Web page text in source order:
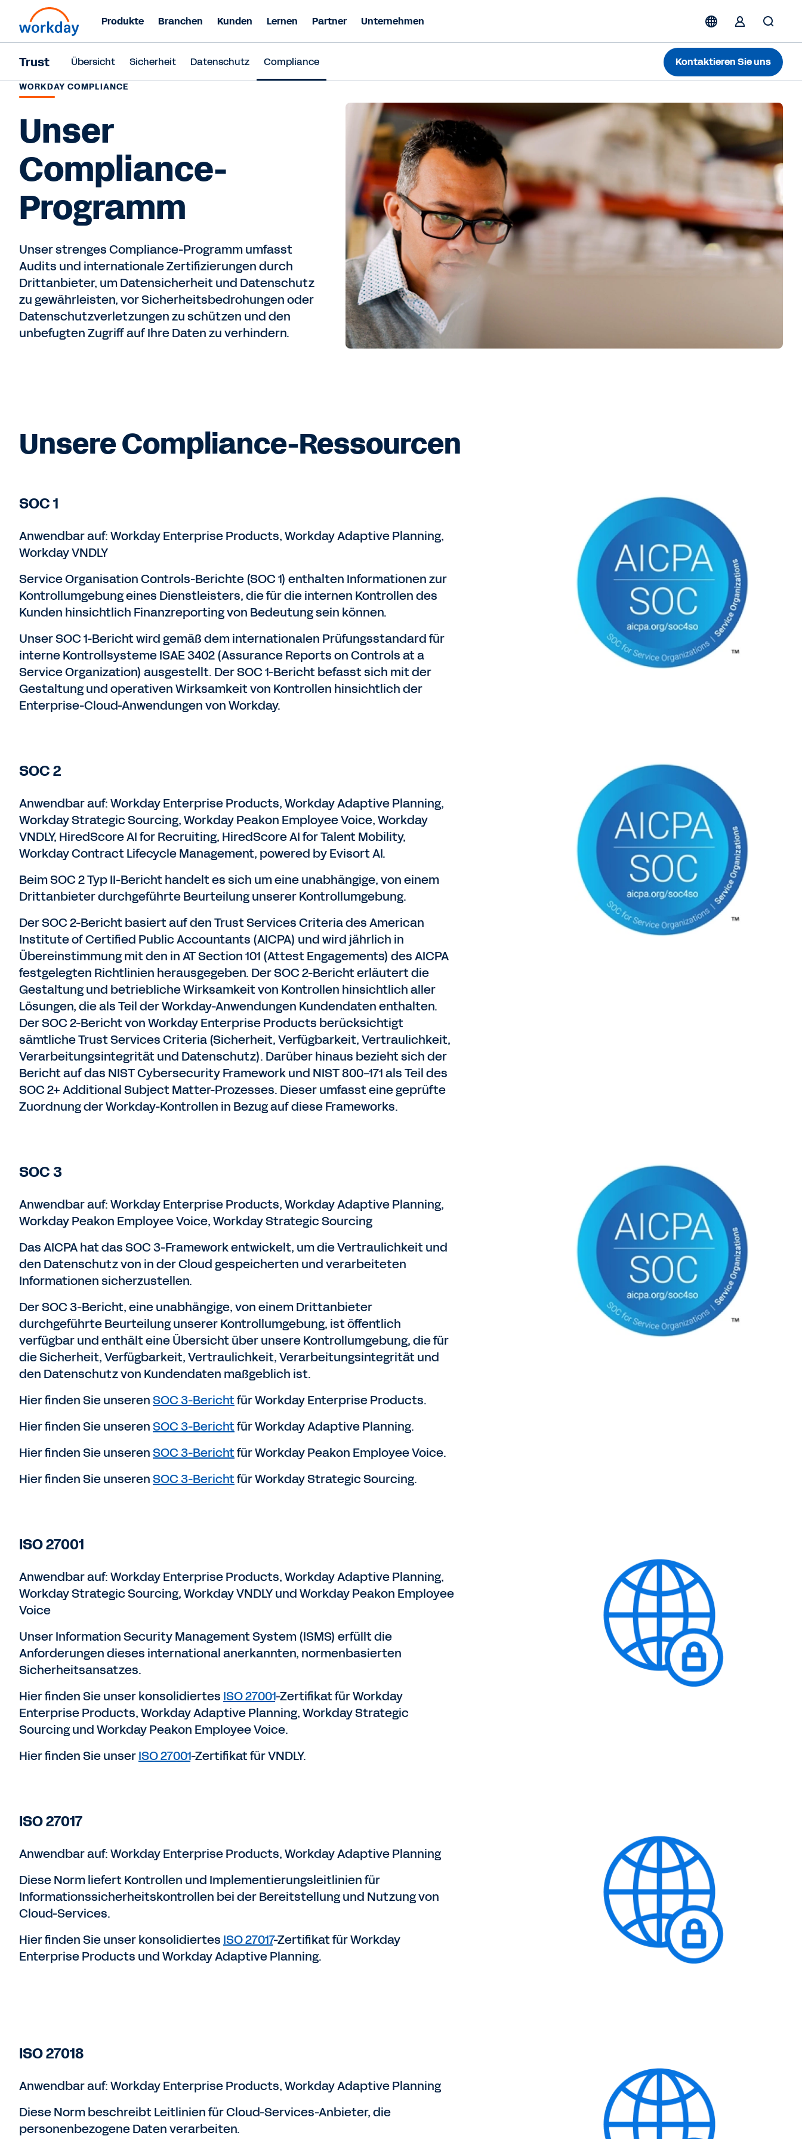
Produkte Branchen Kunden Lernen Partner Unternehmen
Trust Übersicht Sicherheit Datenschutz Compliance Kontaktieren Sie uns
WORKDAY COMPLIANCE
Unser
Compliance-
Programm
Unser strenges Compliance-Programm umfasst
Audits und internationale Zertifizierungen durch
Drittanbieter, um Datensicherheit und Datenschutz
zu gewährleisten, vor Sicherheitsbedrohungen oder
Datenschutzverletzungen zu schützen und den
unbefugten Zugriff auf Ihre Daten zu verhindern.
Unsere Compliance-Ressourcen
SOC 1
Anwendbar auf: Workday Enterprise Products, Workday Adaptive Planning,
Workday VNDLY
Service Organisation Controls-Berichte (SOC 1) enthalten Informationen zur
Kontrollumgebung eines Dienstleisters, die für die internen Kontrollen des
Kunden hinsichtlich Finanzreporting von Bedeutung sein können.
Unser SOC 1-Bericht wird gemäß dem internationalen Prüfungsstandard für
interne Kontrollsysteme ISAE 3402 (Assurance Reports on Controls at a
Service Organization) ausgestellt. Der SOC 1-Bericht befasst sich mit der
Gestaltung und operativen Wirksamkeit von Kontrollen hinsichtlich der
Enterprise-Cloud-Anwendungen von Workday.
SOC 2
Anwendbar auf: Workday Enterprise Products, Workday Adaptive Planning,
Workday Strategic Sourcing, Workday Peakon Employee Voice, Workday
VNDLY, HiredScore AI for Recruiting, HiredScore AI for Talent Mobility,
Workday Contract Lifecycle Management, powered by Evisort AI.
Beim SOC 2 Typ II-Bericht handelt es sich um eine unabhängige, von einem
Drittanbieter durchgeführte Beurteilung unserer Kontrollumgebung.
Der SOC 2-Bericht basiert auf den Trust Services Criteria des American
Institute of Certified Public Accountants (AICPA) und wird jährlich in
Übereinstimmung mit den in AT Section 101 (Attest Engagements) des AICPA
festgelegten Richtlinien herausgegeben. Der SOC 2-Bericht erläutert die
Gestaltung und betriebliche Wirksamkeit von Kontrollen hinsichtlich aller
Lösungen, die als Teil der Workday-Anwendungen Kundendaten enthalten.
Der SOC 2-Bericht von Workday Enterprise Products berücksichtigt
sämtliche Trust Services Criteria (Sicherheit, Verfügbarkeit, Vertraulichkeit,
Verarbeitungsintegrität und Datenschutz). Darüber hinaus bezieht sich der
Bericht auf das NIST Cybersecurity Framework und NIST 800-171 als Teil des
SOC 2+ Additional Subject Matter-Prozesses. Dieser umfasst eine geprüfte
Zuordnung der Workday-Kontrollen in Bezug auf diese Frameworks.
SOC 3
Anwendbar auf: Workday Enterprise Products, Workday Adaptive Planning,
Workday Peakon Employee Voice, Workday Strategic Sourcing
Das AICPA hat das SOC 3-Framework entwickelt, um die Vertraulichkeit und
den Datenschutz von in der Cloud gespeicherten und verarbeiteten
Informationen sicherzustellen.
Der SOC 3-Bericht, eine unabhängige, von einem Drittanbieter
durchgeführte Beurteilung unserer Kontrollumgebung, ist öffentlich
verfügbar und enthält eine Übersicht über unsere Kontrollumgebung, die für
die Sicherheit, Verfügbarkeit, Vertraulichkeit, Verarbeitungsintegrität und
den Datenschutz von Kundendaten maßgeblich ist.
Hier finden Sie unserenSOC 3-Berichtfür Workday Enterprise Products.
Hier finden Sie unserenSOC 3-Berichtfür Workday Adaptive Planning.
Hier finden Sie unserenSOC 3-Berichtfür Workday Peakon Employee Voice.
Hier finden Sie unserenSOC 3-Berichtfür Workday Strategic Sourcing.
ISO 27001
Anwendbar auf: Workday Enterprise Products, Workday Adaptive Planning,
Workday Strategic Sourcing, Workday VNDLY und Workday Peakon Employee
Voice
Unser Information Security Management System (ISMS) erfüllt die
Anforderungen dieses international anerkannten, normenbasierten
Sicherheitsansatzes.
Hier finden Sie unser konsolidiertes ISO 27001-Zertifikat für Workday
Enterprise Products, Workday Adaptive Planning, Workday Strategic
Sourcing und Workday Peakon Employee Voice.
Hier finden Sie unserISO 27001-Zertifikat für VNDLY.
ISO 27017
Anwendbar auf: Workday Enterprise Products, Workday Adaptive Planning
Diese Norm liefert Kontrollen und Implementierungsleitlinien für
Informationssicherheitskontrollen bei der Bereitstellung und Nutzung von
Cloud-Services.
Hier finden Sie unser konsolidiertes ISO 27017-Zertifikat für Workday
Enterprise Products und Workday Adaptive Planning.
ISO 27018
Anwendbar auf: Workday Enterprise Products, Workday Adaptive Planning
Diese Norm beschreibt Leitlinien für Cloud-Services-Anbieter, die
personenbezogene Daten verarbeiten.